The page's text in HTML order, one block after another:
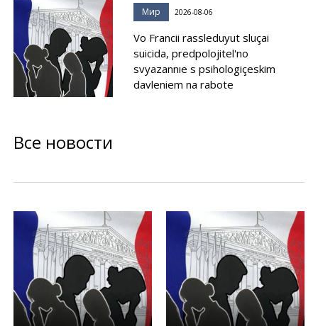
Мир 2026-08-06
Vo Francii rassleduyut sluçai
suicida, predpolojitel'no
svyazannıe s psihologiçeskim
davleniem na rabote
Все новости